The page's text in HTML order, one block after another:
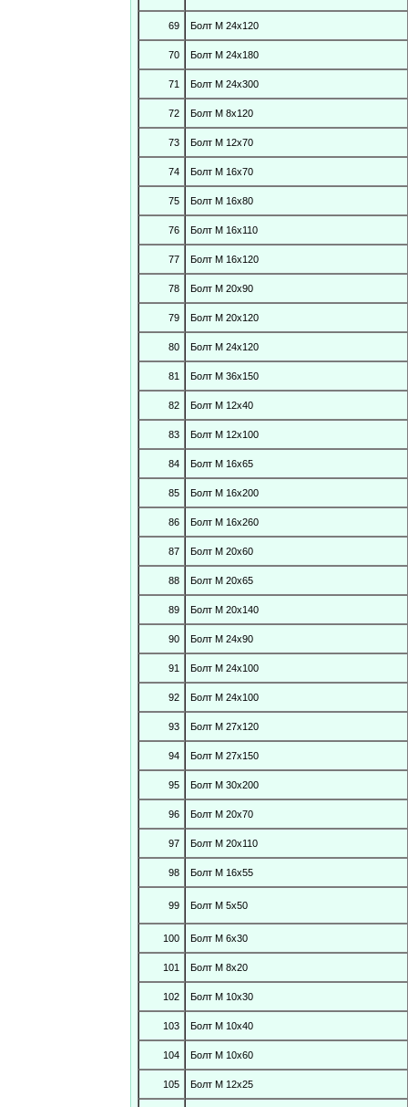
69 Болт М 24х120
70 Болт М 24х180
71 Болт М 24х300
72 Болт М 8х120
73 Болт М 12х70
74 Болт М 16х70
75 Болт М 16х80
76 Болт М 16х110
77 Болт М 16х120
78 Болт М 20х90
79 Болт М 20х120
80 Болт М 24х120
81 Болт М 36х150
82 Болт М 12х40
83 Болт М 12х100
84 Болт М 16х65
85 Болт М 16х200
86 Болт М 16х260
87 Болт М 20х60
88 Болт М 20х65
89 Болт М 20х140
90 Болт М 24х90
91 Болт М 24х100
92 Болт М 24х100
93 Болт М 27х120
94 Болт М 27х150
95 Болт М 30х200
96 Болт М 20х70
97 Болт М 20х110
98 Болт М 16х55
99 Болт М 5х50
100 Болт М 6х30
101 Болт М 8х20
102 Болт М 10х30
103 Болт М 10х40
104 Болт М 10х60
105 Болт М 12х25